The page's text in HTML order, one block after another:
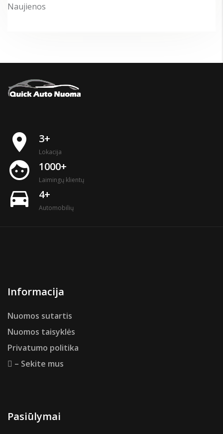
Naujienos
place 3+
Lokacija
face 1000+
Laimingų klientų
directions_car 4+
Automobilių
Informacija
Nuomos sutartis
Nuomos taisyklės
Privatumo politika
– Sekite mus
Pasiūlymai